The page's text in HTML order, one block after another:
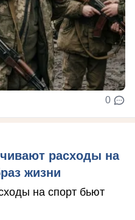
0
расходы на
жизни
на спорт бьют